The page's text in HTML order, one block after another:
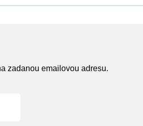
zadanou emailovou adresu.